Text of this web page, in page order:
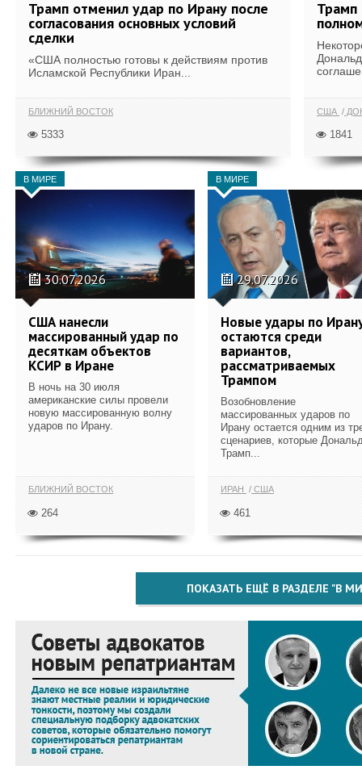
Трамп отменил удар по Ирану после
согласования основных условий
сделки
«США полностью готовы к действиям против
Исламской Республики Иран...
БЛИЖНИЙ ВОСТОК
5333
Трамп
США
1841
В МИРЕ
30.07.2026
США нанесли
массированный удар по
десяткам объектов
КСИР в Иране
В ночь на 30 июля
американские силы провели
новую массированную волну
ударов по Ирану.
БЛИЖНИЙ ВОСТОК
264
В МИРЕ
29.07.2026
Новые удары по
остаются среди
вариантов,
рассматриваемых
Трампом
Возобновление
массированных ударов по
Ирану остается одним из
сценариев, которые
Трамп...
ИРАН США
461
ПОКАЗАТЬ ЕЩЁ В РАЗДЕЛЕ "В